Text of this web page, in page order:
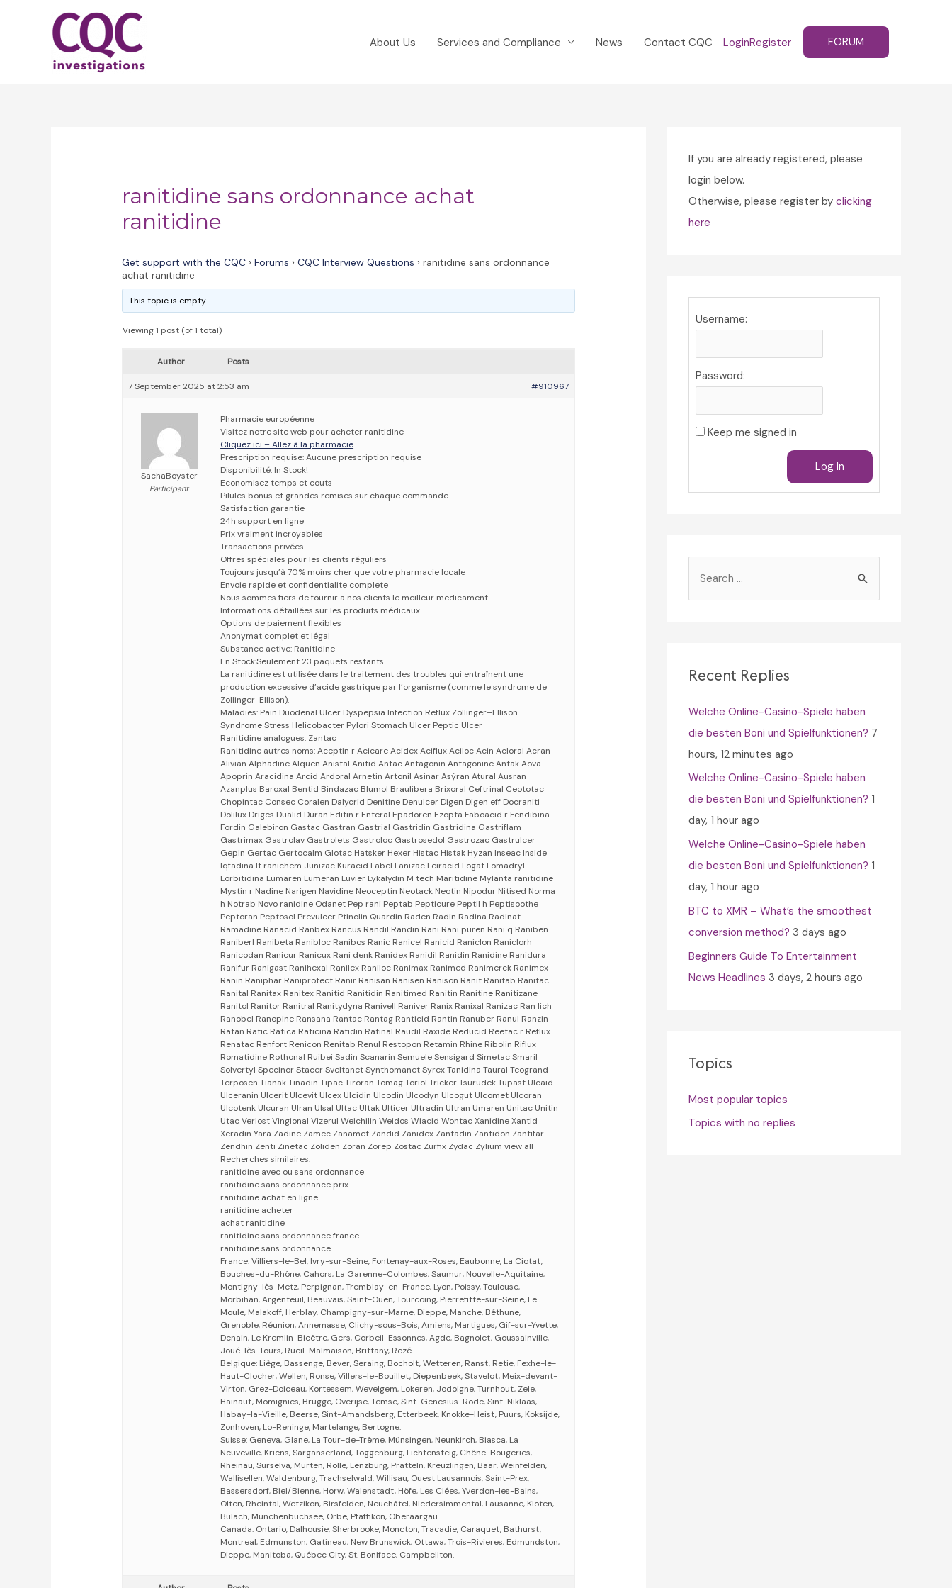
About Us Services and Compliance News Contact CQC LoginRegister FORUM
ranitidine sans ordonnance achat
ranitidine
Get support with the CQC › Forums › CQC Interview Questions › ranitidine sans ordonnance
achat ranitidine
This topic is empty.
Viewing 1 post (of 1 total)
Author Posts
7 September 2025 at 2:53 am #910967
SachaBoyster
Participant
Pharmacie européenne
Visitez notre site web pour acheter ranitidine
Cliquez ici – Allez à la pharmacie
Prescription requise: Aucune prescription requise
Disponibilité: In Stock!
Economisez temps et couts
Pilules bonus et grandes remises sur chaque commande
Satisfaction garantie
24h support en ligne
Prix vraiment incroyables
Transactions privées
Offres spéciales pour les clients réguliers
Toujours jusqu’à 70% moins cher que votre pharmacie locale
Envoie rapide et confidentialite complete
Nous sommes fiers de fournir a nos clients le meilleur medicament
Informations détaillées sur les produits médicaux
Options de paiement flexibles
Anonymat complet et légal
Substance active: Ranitidine
En Stock:Seulement 23 paquets restants
La ranitidine est utilisée dans le traitement des troubles qui entraînent une
production excessive d’acide gastrique par l’organisme (comme le syndrome de
Zollinger-Ellison).
Maladies: Pain Duodenal Ulcer Dyspepsia Infection Reflux Zollinger–Ellison
Syndrome Stress Helicobacter Pylori Stomach Ulcer Peptic Ulcer
Ranitidine analogues: Zantac
Ranitidine autres noms: Aceptin r Acicare Acidex Aciflux Aciloc Acin Acloral Acran
Alivian Alphadine Alquen Anistal Anitid Antac Antagonin Antagonine Antak Aova
Apoprin Aracidina Arcid Ardoral Arnetin Artonil Asinar Asýran Atural Ausran
Azanplus Baroxal Bentid Bindazac Blumol Braulibera Brixoral Ceftrinal Ceototac
Chopintac Consec Coralen Dalycrid Denitine Denulcer Digen Digen eff Docraniti
Dolilux Driges Dualid Duran Editin r Enteral Epadoren Ezopta Faboacid r Fendibina
Fordin Galebiron Gastac Gastran Gastrial Gastridin Gastridina Gastriflam
Gastrimax Gastrolav Gastrolets Gastroloc Gastrosedol Gastrozac Gastrulcer
Gepin Gertac Gertocalm Glotac Hatsker Hexer Histac Histak Hyzan Inseac Inside
Iqfadina It ranichem Junizac Kuracid Label Lanizac Leiracid Logat Lomadryl
Lorbitidina Lumaren Lumeran Luvier Lykalydin M tech Maritidine Mylanta ranitidine
Mystin r Nadine Narigen Navidine Neoceptin Neotack Neotin Nipodur Nitised Norma
h Notrab Novo ranidine Odanet Pep rani Peptab Pepticure Peptil h Peptisoothe
Peptoran Peptosol Prevulcer Ptinolin Quardin Raden Radin Radina Radinat
Ramadine Ranacid Ranbex Rancus Randil Randin Rani Rani puren Rani q Raniben
Raniberl Ranibeta Ranibloc Ranibos Ranic Ranicel Ranicid Raniclon Raniclorh
Ranicodan Ranicur Ranicux Rani denk Ranidex Ranidil Ranidin Ranidine Ranidura
Ranifur Ranigast Ranihexal Ranilex Raniloc Ranimax Ranimed Ranimerck Ranimex
Ranin Raniphar Raniprotect Ranir Ranisan Ranisen Ranison Ranit Ranitab Ranitac
Ranital Ranitax Ranitex Ranitid Ranitidin Ranitimed Ranitin Ranitine Ranitizane
Ranitol Ranitor Ranitral Ranitydyna Ranivell Raniver Ranix Ranixal Ranizac Ran lich
Ranobel Ranopine Ransana Rantac Rantag Ranticid Rantin Ranuber Ranul Ranzin
Ratan Ratic Ratica Raticina Ratidin Ratinal Raudil Raxide Reducid Reetac r Reflux
Renatac Renfort Renicon Renitab Renul Restopon Retamin Rhine Ribolin Riflux
Romatidine Rothonal Ruibei Sadin Scanarin Semuele Sensigard Simetac Smaril
Solvertyl Specinor Stacer Sveltanet Synthomanet Syrex Tanidina Taural Teogrand
Terposen Tianak Tinadin Tipac Tiroran Tomag Toriol Tricker Tsurudek Tupast Ulcaid
Ulceranin Ulcerit Ulcevit Ulcex Ulcidin Ulcodin Ulcodyn Ulcogut Ulcomet Ulcoran
Ulcotenk Ulcuran Ulran Ulsal Ultac Ultak Ulticer Ultradin Ultran Umaren Unitac Unitin
Utac Verlost Vingional Vizerul Weichilin Weidos Wiacid Wontac Xanidine Xantid
Xeradin Yara Zadine Zamec Zanamet Zandid Zanidex Zantadin Zantidon Zantifar
Zendhin Zenti Zinetac Zoliden Zoran Zorep Zostac Zurfix Zydac Zylium view all
Recherches similaires:
ranitidine avec ou sans ordonnance
ranitidine sans ordonnance prix
ranitidine achat en ligne
ranitidine acheter
achat ranitidine
ranitidine sans ordonnance france
ranitidine sans ordonnance
France: Villiers-le-Bel, Ivry-sur-Seine, Fontenay-aux-Roses, Eaubonne, La Ciotat,
Bouches-du-Rhône, Cahors, La Garenne-Colombes, Saumur, Nouvelle-Aquitaine,
Montigny-lès-Metz, Perpignan, Tremblay-en-France, Lyon, Poissy, Toulouse,
Morbihan, Argenteuil, Beauvais, Saint-Ouen, Tourcoing, Pierrefitte-sur-Seine, Le
Moule, Malakoff, Herblay, Champigny-sur-Marne, Dieppe, Manche, Béthune,
Grenoble, Réunion, Annemasse, Clichy-sous-Bois, Amiens, Martigues, Gif-sur-Yvette,
Denain, Le Kremlin-Bicêtre, Gers, Corbeil-Essonnes, Agde, Bagnolet, Goussainville,
Joué-lès-Tours, Rueil-Malmaison, Brittany, Rezé.
Belgique: Liège, Bassenge, Bever, Seraing, Bocholt, Wetteren, Ranst, Retie, Fexhe-le-
Haut-Clocher, Wellen, Ronse, Villers-le-Bouillet, Diepenbeek, Stavelot, Meix-devant-
Virton, Grez-Doiceau, Kortessem, Wevelgem, Lokeren, Jodoigne, Turnhout, Zele,
Hainaut, Momignies, Brugge, Overijse, Temse, Sint-Genesius-Rode, Sint-Niklaas,
Habay-la-Vieille, Beerse, Sint-Amandsberg, Etterbeek, Knokke-Heist, Puurs, Koksijde,
Zonhoven, Lo-Reninge, Martelange, Bertogne.
Suisse: Geneva, Glane, La Tour-de-Trême, Münsingen, Neunkirch, Biasca, La
Neuveville, Kriens, Sarganserland, Toggenburg, Lichtensteig, Chêne-Bougeries,
Rheinau, Surselva, Murten, Rolle, Lenzburg, Pratteln, Kreuzlingen, Baar, Weinfelden,
Wallisellen, Waldenburg, Trachselwald, Willisau, Ouest Lausannois, Saint-Prex,
Bassersdorf, Biel/Bienne, Horw, Walenstadt, Höfe, Les Clées, Yverdon-les-Bains,
Olten, Rheintal, Wetzikon, Birsfelden, Neuchâtel, Niedersimmental, Lausanne, Kloten,
Bülach, Münchenbuchsee, Orbe, Pfäffikon, Oberaargau.
Canada: Ontario, Dalhousie, Sherbrooke, Moncton, Tracadie, Caraquet, Bathurst,
Montreal, Edmunston, Gatineau, New Brunswick, Ottawa, Trois-Rivieres, Edmundston,
Dieppe, Manitoba, Québec City, St. Boniface, Campbellton.
If you are already registered, please
login below.
Otherwise, please register by clicking
here
Username:
Password:
Keep me signed in
Log In
h
o
r
:
Recent Replies
Welche Online-Casino-Spiele haben
die besten Boni und Spielfunktionen? 7
hours, 12 minutes ago
Welche Online-Casino-Spiele haben
die besten Boni und Spielfunktionen? 1
day, 1 hour ago
Welche Online-Casino-Spiele haben
die besten Boni und Spielfunktionen? 1
day, 1 hour ago
BTC to XMR – What’s the smoothest
conversion method? 3 days ago
Beginners Guide To Entertainment
News Headlines 3 days, 2 hours ago
Topics
Most popular topics
Topics with no replies